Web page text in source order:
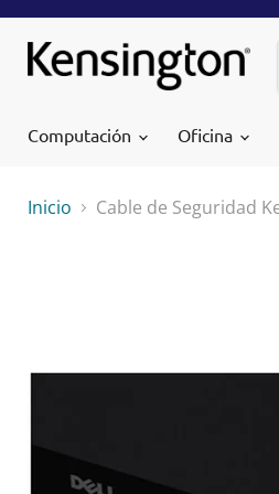
Computación Oficina
Inicio Cable de Seguridad